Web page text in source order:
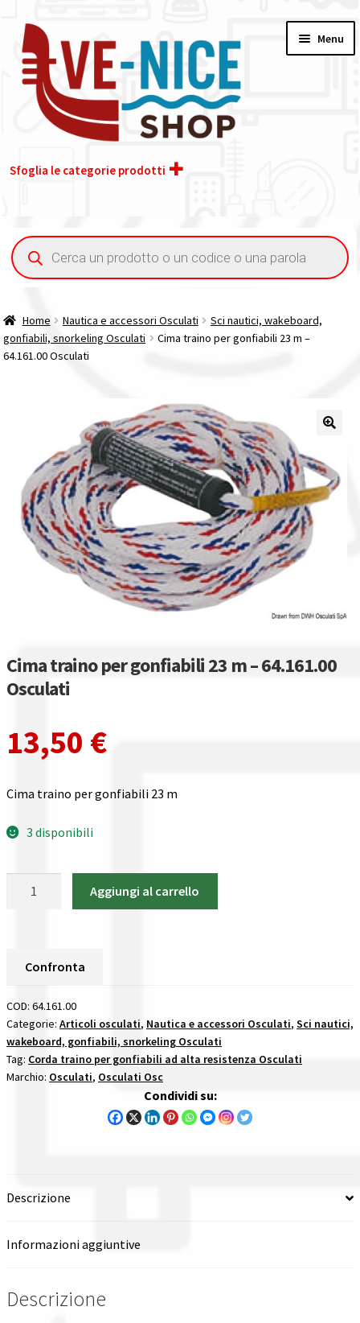
alla
navigazione
contenuto
Menu
Sfoglia le categorie prodotti
Acquisto iva 4% (agevolata)
Contatti
La nostra azienda
Condizioni generali
Acquisti in rete pubblica amministrazione
Assicurazione integrativa Garanzia3
Bonus fiscali 2025
Garanzia del produttore
Confronta
Riepilogo ordine
Spedizioni in europa
Wishlist
Checkout
Ricerca
prodotti
Home Nautica e accessori Osculati
Sci nautici, wakeboard,
gonfiabili, snorkeling Osculati
Cima traino per gonfiabili 23 m –
64.161.00 Osculati
Cima traino per gonfiabili 23 m – 64.161.00
Osculati
13,50 €
Cima traino per gonfiabili 23 m
3 disponibili
-
64.161.00
Osculati
quantità
Aggiungi al carrello
Confronta
COD: 64.161.00
Categorie: Articoli osculati, Nautica e accessori Osculati, Sci nautici,
wakeboard, gonfiabili, snorkeling Osculati
Tag: Corda traino per gonfiabili ad alta resistenza Osculati
Marchio: Osculati, Osculati Osc
Condividi su:
Descrizione
Informazioni aggiuntive
Descrizione